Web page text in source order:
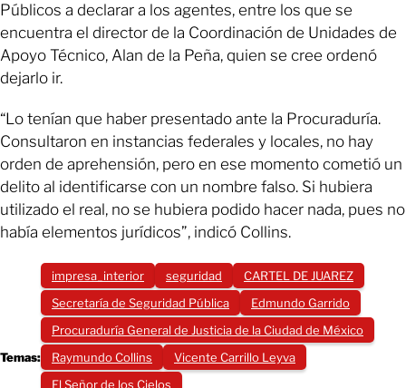
Públicos a declarar a los agentes, entre los que se
encuentra el director de la Coordinación de Unidades de
Apoyo Técnico, Alan de la Peña, quien se cree ordenó
dejarlo ir.
“Lo tenían que haber presentado ante la Procuraduría.
Consultaron en instancias federales y locales, no hay
orden de aprehensión, pero en ese momento cometió un
delito al identificarse con un nombre falso. Si hubiera
utilizado el real, no se hubiera podido hacer nada, pues no
había elementos jurídicos”, indicó Collins.
Temas:
impresa_interior seguridad
CARTEL DE JUAREZ
Secretaría de Seguridad Pública
Edmundo Garrido
Procuraduría General de Justicia de la Ciudad de México
Raymundo Collins
Vicente Carrillo Leyva
El Señor de los Cielos